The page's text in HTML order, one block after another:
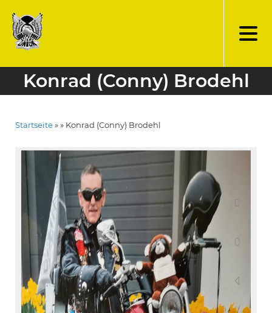
zum
Inhalt
Konrad (Conny) Brodehl
Startseite Konrad (Conny) Brodehl